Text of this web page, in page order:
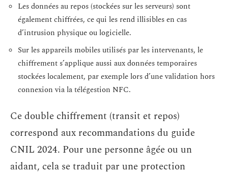
Les données au repos (stockées sur les serveurs) sont
également chiffrées, ce qui les rend illisibles en cas
d’intrusion physique ou logicielle.
Sur les appareils mobiles utilisés par les intervenants, le
chiffrement s’applique aussi aux données temporaires
stockées localement, par exemple lors d’une validation hors
connexion via la télégestion NFC.
Ce double chiffrement (transit et repos)
correspond aux recommandations du guide
CNIL 2024. Pour une personne âgée ou un
aidant, cela se traduit par une protection